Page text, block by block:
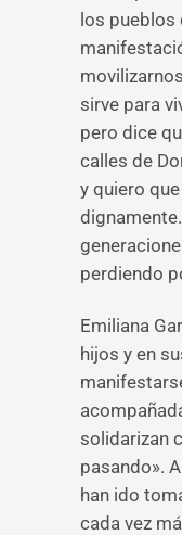
los pueblos
sirve para
pero dice
calles de
y quiero
perdiendo
Emiliana
hijos y en
solidarizan
pasando».
han ido
cada vez